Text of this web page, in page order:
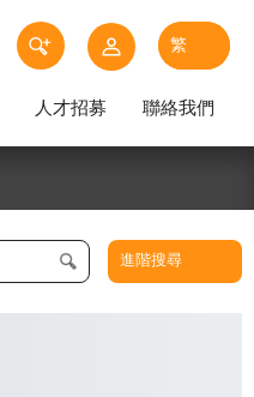
人才招募 聯絡我們
進階搜尋